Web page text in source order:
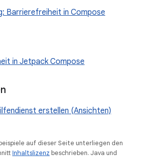
Barrierefreiheit in Compose
in Jetpack Compose
erstellen (Ansichten)
auf dieser Seite unterliegen den
Inhaltslizenz beschrieben. Java und